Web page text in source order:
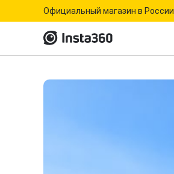
Официальный магазин в России